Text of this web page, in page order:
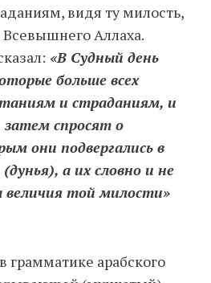
видя ту милость,
Всевышнего Аллаха.
«В Судный день
больше всех
и страданиям, и
затем спросят о
они подвергались в
а их словно и не
величия той милости»
грамматике арабского